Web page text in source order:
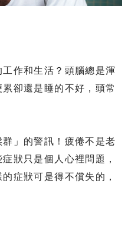
作和生活？頭腦總是渾
卻還是睡的不好，頭常
」的警訊！疲倦不是老
狀只是個人心裡問題，
症狀可是得不償失的，